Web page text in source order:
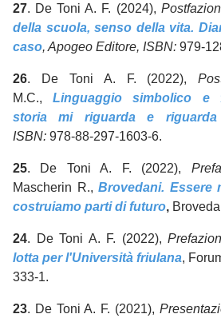
27. De Toni A. F. (2024),
della scuola, senso della vita.
caso, Apogeo Editore, ISBN: 979-
26. De Toni A. F. (2022),
M.C.,Linguaggio simbolico e
storia mi riguarda e
ISBN: 978-88-297-1603-6.
25. De Toni A. F. (2022),
Mascherin R., Brovedani. Essere
costruiamo parti di futuro,
24. De Toni A. F. (2022),
lotta per l'Università friulana,
333-1.
23. De Toni A. F. (2021),